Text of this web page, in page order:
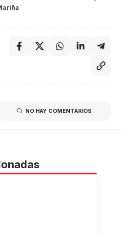
NO HAY COMENTARIOS